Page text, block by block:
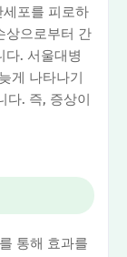
포를 피로하
상으로부터 간
다. 서울대병
게 나타나기
. 즉, 증상이
통해 효과를